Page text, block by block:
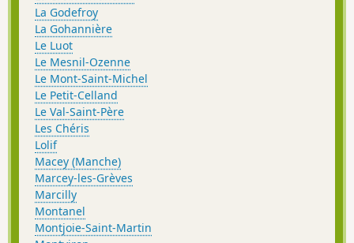
La Godefroy
La Gohannière
Le Luot
Le Mesnil-Ozenne
Le Mont-Saint-Michel
Le Petit-Celland
Le Val-Saint-Père
Les Chéris
Lolif
Macey (Manche)
Marcey-les-Grèves
Marcilly
Montanel
Montjoie-Saint-Martin